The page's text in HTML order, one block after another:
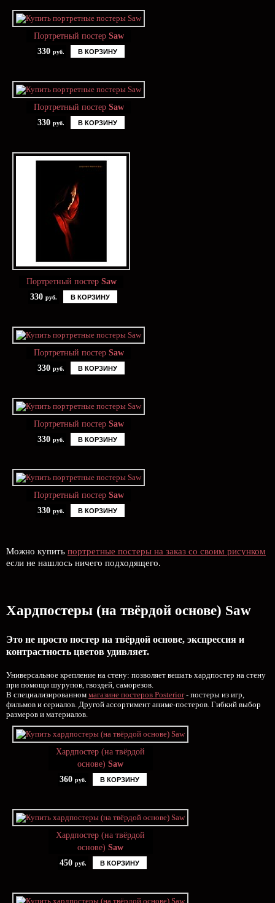
Портретный постер Saw
330 руб. В КОРЗИНУ
Портретный постер Saw
330 руб. В КОРЗИНУ
Портретный постер Saw
330 руб. В КОРЗИНУ
Портретный постер Saw
330 руб. В КОРЗИНУ
Портретный постер Saw
330 руб. В КОРЗИНУ
Портретный постер Saw
330 руб. В КОРЗИНУ
Можно купить портретные постеры на заказ со своим рисунком
если не нашлось ничего подходящего.
Хардпостеры (на твёрдой основе) Saw
Это не просто постер на твёрдой основе, экспрессия и
контрастность цветов удивляет.
Универсальное крепление на стену: позволяет вешать хардпостер на стену
при помощи шурупов, гвоздей, саморезов.
В специализированном магазине постеров Posterior- постеры из игр,
фильмов и сериалов. Другой ассортимент аниме-постеров. Гибкий выбор
размеров и материалов.
Хардпостер (на твёрдой
основе) Saw
360 руб. В КОРЗИНУ
Хардпостер (на твёрдой
основе) Saw
450 руб. В КОРЗИНУ